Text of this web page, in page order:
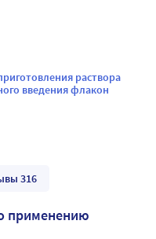
раствора
введения флакон
316
применению